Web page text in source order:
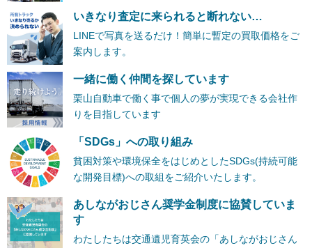
いきなり査定に来られると断れない…
LINEで写真を送るだけ！簡単に暫定の買取価格をご
案内します。
一緒に働く仲間を探しています
栗山自動車で働く事で個人の夢が実現できる会社作
りを目指しています
「SDGs」への取り組み
貧困対策や環境保全をはじめとしたSDGs(持続可能
な開発目標)への取組をご紹介いたします。
あしながおじさん奨学金制度に協賛していま
す
わたしたちは交通遺児育英会の「あしながおじさん